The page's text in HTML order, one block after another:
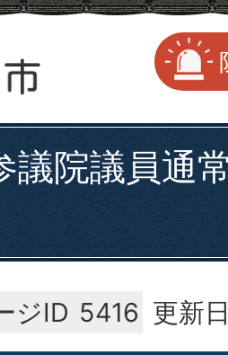
議院議員通
ジID 5416 更新